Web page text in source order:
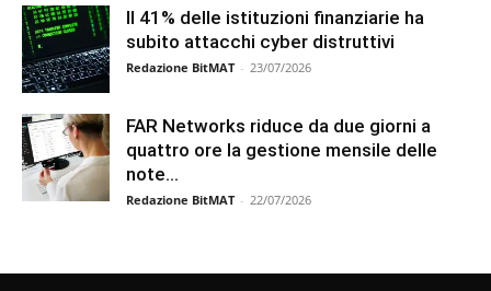
Il 41% delle istituzioni finanziarie ha
subito attacchi cyber distruttivi
Redazione BitMAT - 23/07/2026
FAR Networks riduce da due giorni a
quattro ore la gestione mensile delle
note...
Redazione BitMAT - 22/07/2026